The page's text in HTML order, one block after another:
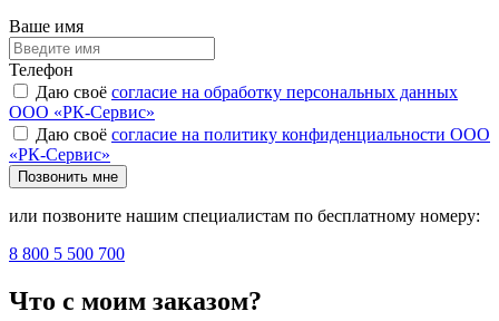
Ваше имя
Телефон
Даю своё согласие на обработку персональных данных
ООО «РК-Сервис»
Даю своё согласие на политику конфиденциальности ООО
«РК-Сервис»
Позвонить мне
или позвоните нашим специалистам по бесплатному номеру:
8 800 5 500 700
Что с моим заказом?